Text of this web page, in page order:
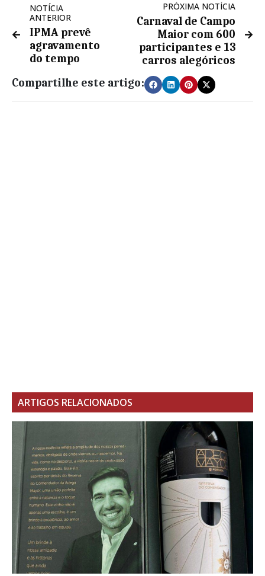
NOTÍCIA
ANTERIOR
IPMA prevê
agravamento
do tempo
PRÓXIMA NOTÍCIA
Carnaval de Campo
Maior com 600
participantes e 13
carros alegóricos
Compartilhe este artigo:
ARTIGOS RELACIONADOS